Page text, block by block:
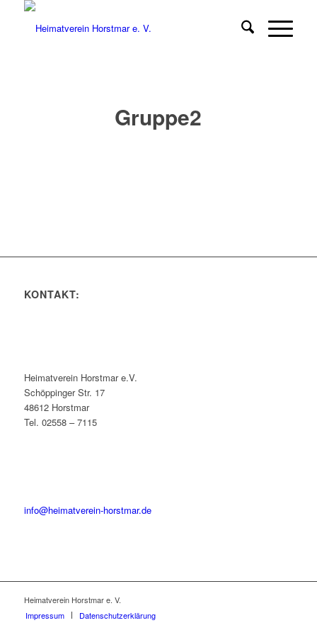
Gruppe2
KONTAKT:
Heimatverein Horstmar e.V.
Schöppinger Str. 17
48612 Horstmar
Tel. 02558 – 7115
info@heimatverein-horstmar.de
Heimatverein Horstmar e. V.
Impressum
Datenschutzerklärung